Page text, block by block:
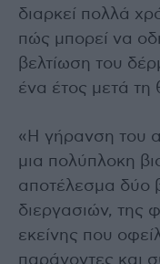
διαρκεί πολλά
πώς μπορεί να
βελτίωση του
ένα έτος μετά τη
«Η γήρανση του
μια πολύπλοκη
αποτέλεσμα δύο
διεργασιών, της
εκείνης που
παράγοντες και